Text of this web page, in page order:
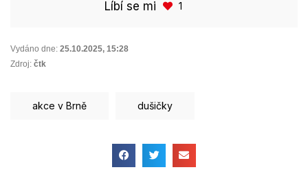
Líbí se mi 1
Vydáno dne: 25.10.2025, 15:28
Zdroj: čtk
akce v Brně dušičky